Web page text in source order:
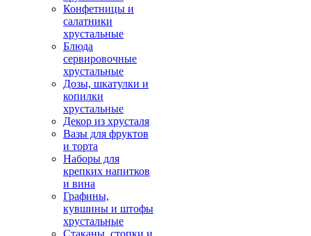
Конфетницы и
салатники
хрустальные
Блюда
сервировочные
хрустальные
Дозы, шкатулки и
копилки
хрустальные
Декор из хрусталя
Вазы для фруктов
и торта
Наборы для
крепких напитков
и вина
Графины,
кувшины и штофы
хрустальные
Стаканы, стопки и